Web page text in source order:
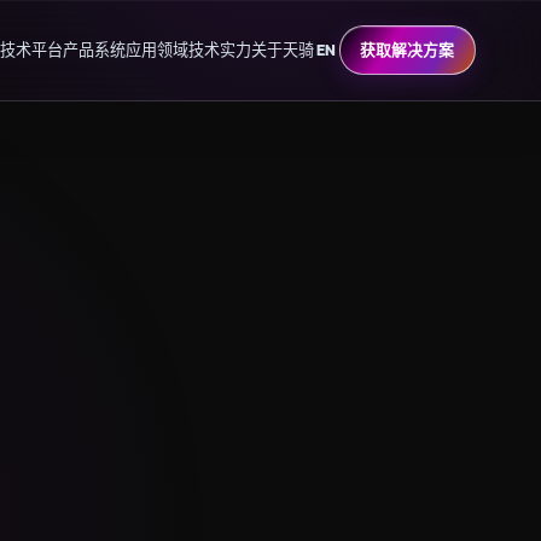
术平台产品系统应用领域技术实力关于天骑EN 获取解决方案